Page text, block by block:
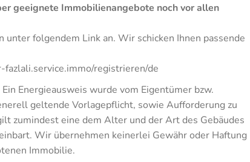
geeignete Immobilienangebote noch vor allen
folgendem Link an. Wir schicken Ihnen passende
registrieren/de
Energieausweis wurde vom Eigentümer bzw.
geltende Vorlagepflicht, sowie Aufforderung zu
zumindest eine dem Alter und der Art des Gebäudes
Wir übernehmen keinerlei Gewähr oder Haftung
Immobilie.